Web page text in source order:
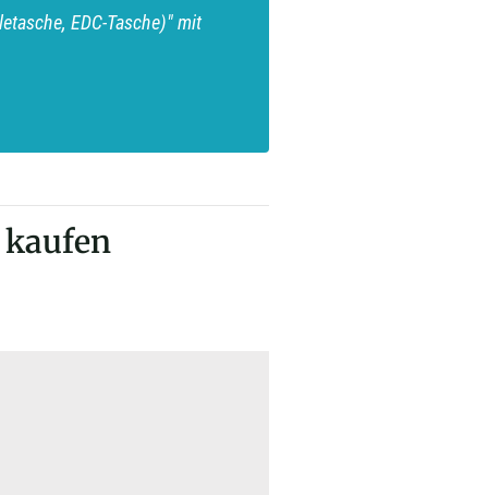
EDC-Tasche)" mit
kaufen